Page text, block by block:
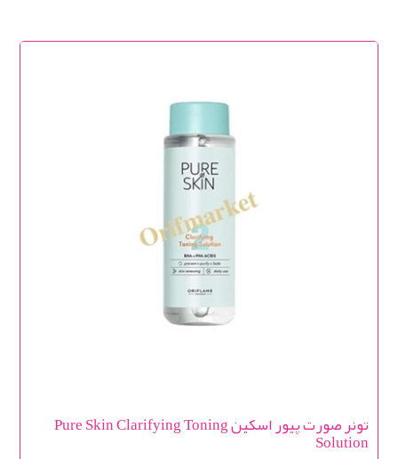
تونر صورت پیور اسکین Pure Skin Clarifying Toning
Solution